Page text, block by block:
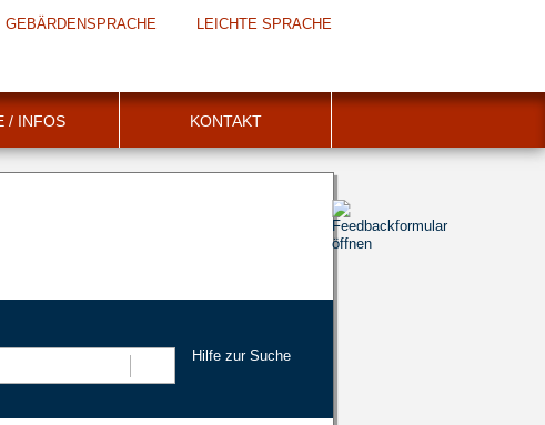
GEBÄRDENSPRACHE LEICHTE SPRACHE
/ INFOS KONTAKT
Hilfe zur Suche